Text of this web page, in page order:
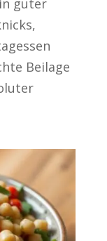
guter
Beilage